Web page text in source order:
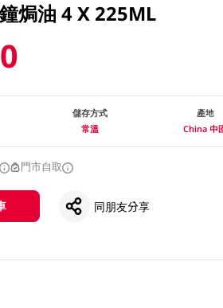
焗油 4 X 225ML
儲存方式
常溫
產地
China 中
門市自取
同朋友分享